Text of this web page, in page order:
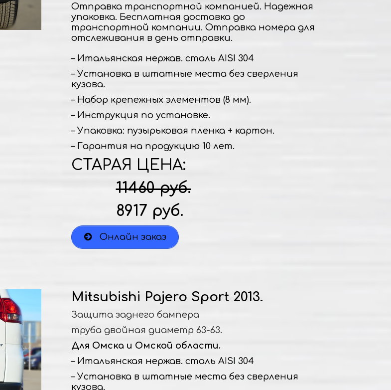
Отправка транспортной компанией. Надежная
упаковка. Бесплатная доставка до
транспортной компании. Отправка номера для
отслеживания в день отправки.
– Итальянская нержав. сталь AISI 304
– Установка в штатные места без сверления
кузова.
– Набор крепежных элементов (8 мм).
– Инструкция по установке.
– Упаковка: пузырьковая пленка + картон.
– Гарантия на продукцию 10 лет.
СТАРАЯ ЦЕНА:
11460 руб.
8917 руб.
Онлайн заказ
Mitsubishi Pajero Sport 2013.
Защита заднего бампера
труба двойная диаметр 63-63.
Для Омска и Омской области.
– Итальянская нержав. сталь AISI 304
– Установка в штатные места без сверления
кузова.